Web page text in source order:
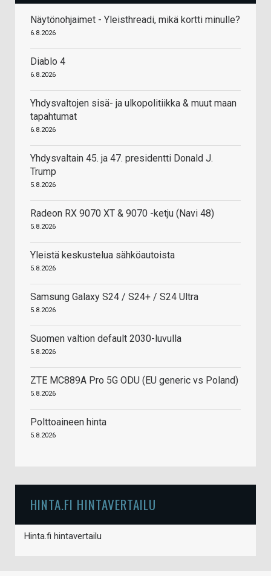
Näytönohjaimet - Yleisthreadi, mikä kortti minulle?
6.8.2026
Diablo 4
6.8.2026
Yhdysvaltojen sisä- ja ulkopolitiikka & muut maan
tapahtumat
6.8.2026
Yhdysvaltain 45. ja 47. presidentti Donald J.
Trump
5.8.2026
Radeon RX 9070 XT & 9070 -ketju (Navi 48)
5.8.2026
Yleistä keskustelua sähköautoista
5.8.2026
Samsung Galaxy S24 / S24+ / S24 Ultra
5.8.2026
Suomen valtion default 2030-luvulla
5.8.2026
ZTE MC889A Pro 5G ODU (EU generic vs Poland)
5.8.2026
Polttoaineen hinta
5.8.2026
HINTA.FI HINTAVERTAILU
Hinta.fi hintavertailu